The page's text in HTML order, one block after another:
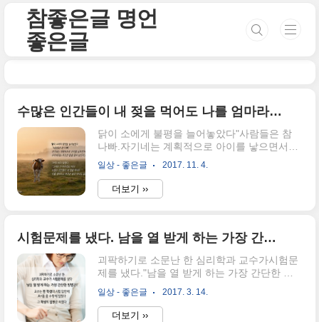
참좋은글 명언
좋은글
수많은 인간들이 내 젖을 먹어도 나를 엄마라고 부르는 놈은 하나도 없잖아!
닭이 소에게 불평을 늘어놓았다"사람들은 참
나빠.자기네는 계획적으로 아이를 낳으면서우
리에게는 무조건 알을 많이 낳으라고 하잖아."
그러자 소가 말했다."그까짓 건 아무것도 아냐.
수많은 인간들이 내 젖을 먹어도나를 엄마라고
부르는 놈은 하나도 없잖아!"
일상 - 좋은글 2017. 11. 4.
더보기 ››
시험문제를 냈다. 남을 열 받게 하는 가장 간단한 방법은?
괴팍하기로 소문난 한 심리학과 교수가시험문
제를 냈다."남을 열 받게 하는 가장 간단한 방
법은?"교수는 한 학생의 시험 답안에A+를 줄
수밖에 없었다.그 학생의 답안은 이랬다."뭘
봐, 짜샤!
일상 - 좋은글 2017. 3. 14.
더보기 ››